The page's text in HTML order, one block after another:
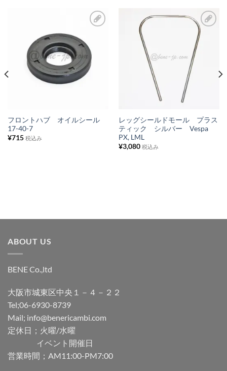
気
に
入
フロントハブ オイルシール
17-40-7
¥715 税込み
お
気
ト
レッグシールドモール プラス
ティック シルバー Vespa
PX, LML
¥3,080 税込み
ABOUT US
BENE Co.,ltd
大阪市城東区中央１－４－２２
Tel;06-6930-8739
Mail; info@benericambi.com
定休日；火曜/水曜
イベント開催日
営業時間；AM11:00-PM7:00